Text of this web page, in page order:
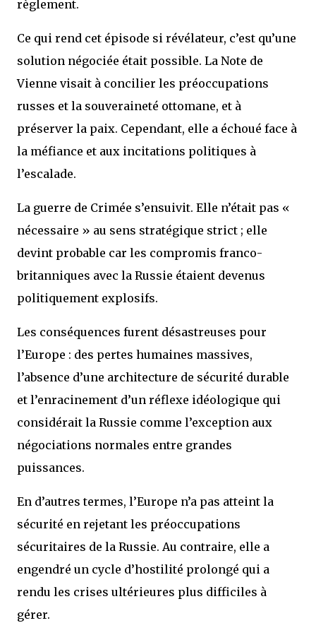
règlement.
Ce qui rend cet épisode si révélateur, c’est qu’une
solution négociée était possible. La Note de
Vienne visait à concilier les préoccupations
russes et la souveraineté ottomane, et à
préserver la paix. Cependant, elle a échoué face à
la méfiance et aux incitations politiques à
l’escalade.
La guerre de Crimée s’ensuivit. Elle n’était pas «
nécessaire » au sens stratégique strict ; elle
devint probable car les compromis franco-
britanniques avec la Russie étaient devenus
politiquement explosifs.
Les conséquences furent désastreuses pour
l’Europe : des pertes humaines massives,
l’absence d’une architecture de sécurité durable
et l’enracinement d’un réflexe idéologique qui
considérait la Russie comme l’exception aux
négociations normales entre grandes
puissances.
En d’autres termes, l’Europe n’a pas atteint la
sécurité en rejetant les préoccupations
sécuritaires de la Russie. Au contraire, elle a
engendré un cycle d’hostilité prolongé qui a
rendu les crises ultérieures plus difficiles à
gérer.